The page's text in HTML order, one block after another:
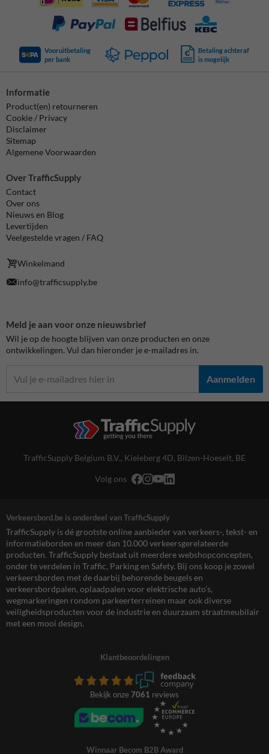
Vooruitbetaling
per bank
Betaling achteraf
is mogelijk
Informatie
Product(en) retourneren
Cookie / Privacy
Disclaimer
Sitemap
Algemene Voorwaarden
Over TrafficSupply
Contact
Over ons
Nieuws en Blog
Levertijden
Veelgestelde vragen / FAQ
Winkelmand
info@trafficsupply.be
Meld je aan voor onze nieuwsbrief
Wil je op de hoogte blijven van onze producten en onze
ontwikkelingen. Vul dan hieronder je e-mailadres in.
Aanmelden
TrafficSupply Belgium B.V., Kieleberg 4D, Bilzen-Hoeselt, BE
Volg ons
Verkeersbord.be is onderdeel van TrafficSupply
TrafficSupply is dé grootste online aanbieder van verkeers-, tekst- en
informatieborden en meer dan 10.000 verkeersgerelateerde
producten. TrafficSupply bestaat uit meerdere webshopconcepten,
onder te verdelen in Traffic, Parking en Safety. Bij ons koop je zowel
verkeersborden met de daarbij behorende beugels en
verkeersbordpalen, oplaadpalen voor elektrische auto’s,
wegmarkeringen rondom parkeerterreinen maar ook diverse
veiligheidsproducten voor de industrie en duurzaam straatmeubilair
met een mooi design.
Klantbeoordelingen
Bekijk onze 7061 reviews
Winnaar Becom B2B Award